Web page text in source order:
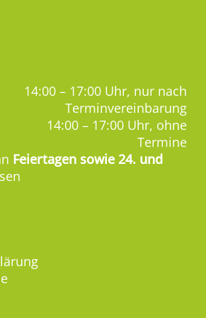
14:00 – 17:00 Uhr, nur nach
Terminvereinbarung
14:00 – 17:00 Uhr, ohne
Termine
Feiertagen sowie 24. und